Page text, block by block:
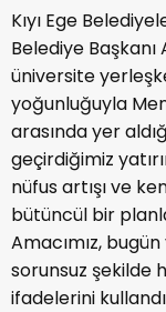
Kıyı Ege
Belediye
üniversite
yoğunluğuyla
arasında yer
geçirdiğimiz
nüfus artışı ve
bütüncül bir
Amacımız,
sorunsuz şekilde
ifadelerini